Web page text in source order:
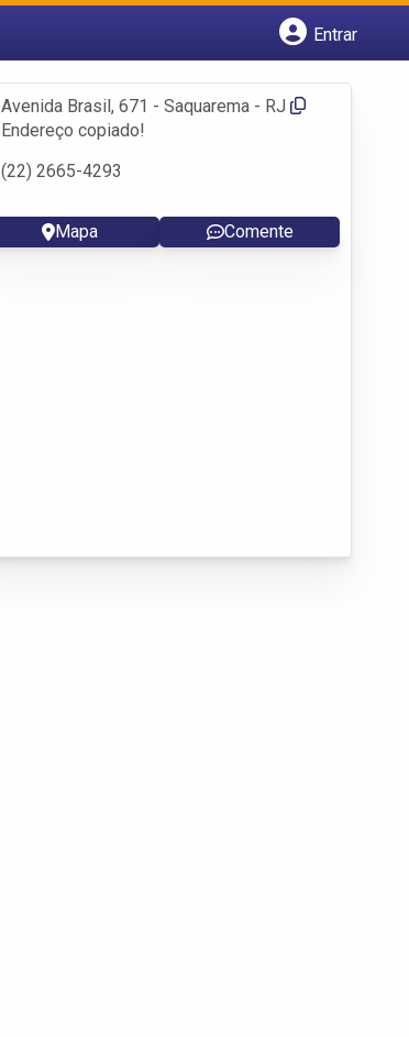
Entrar
Fazer login
Criar conta
Avenida Brasil, 671 - Saquarema - RJ
Endereço copiado!
(22) 2665-4293
Mapa Comente